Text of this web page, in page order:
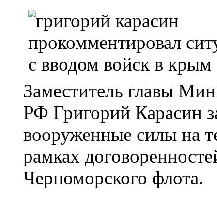
Заместитель главы
РФ Григорий Карасин
вооруженные силы на
рамках
Черноморского флота.